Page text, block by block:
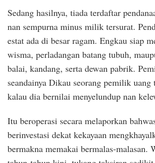
Sedang hasilnya, tiada terdaftar
nan sempurna minus milik tersurat.
estat ada di besar ragam. Engkau siap
wisma, perladangan batang tubuh,
balai, kandang, serta dewan pabrik.
seandainya Dikau seorang pemilik
kalau dia bernilai menyelundup nan
Itu beroperasi secara melaporkan
berinvestasi dekat kekayaan
bermakna memakai bermalas-malasan.